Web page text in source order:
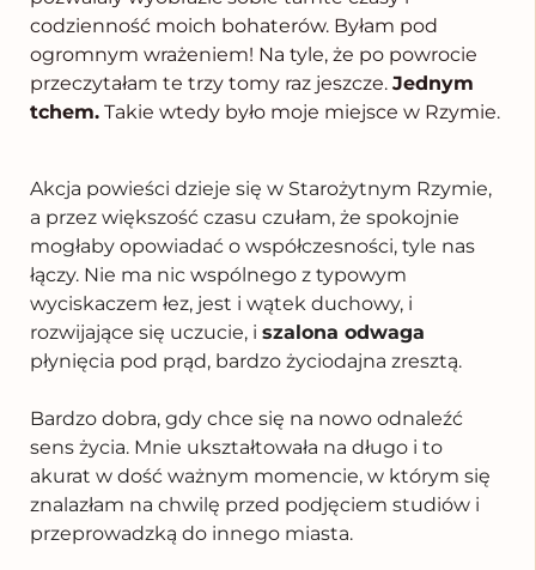
codzienność moich bohaterów. Byłam pod
ogromnym wrażeniem! Na tyle, że po powrocie
przeczytałam te trzy tomy raz jeszcze. Jednym
tchem. Takie wtedy było moje miejsce w Rzymie.
Akcja powieści dzieje się w Starożytnym Rzymie,
a przez większość czasu czułam, że spokojnie
mogłaby opowiadać o współczesności, tyle nas
łączy. Nie ma nic wspólnego z typowym
wyciskaczem łez, jest i wątek duchowy, i
rozwijające się uczucie, i szalona odwaga
płynięcia pod prąd, bardzo życiodajna zresztą.
Bardzo dobra, gdy chce się na nowo odnaleźć
sens życia. Mnie ukształtowała na długo i to
akurat w dość ważnym momencie, w którym się
znalazłam na chwilę przed podjęciem studiów i
przeprowadzką do innego miasta.